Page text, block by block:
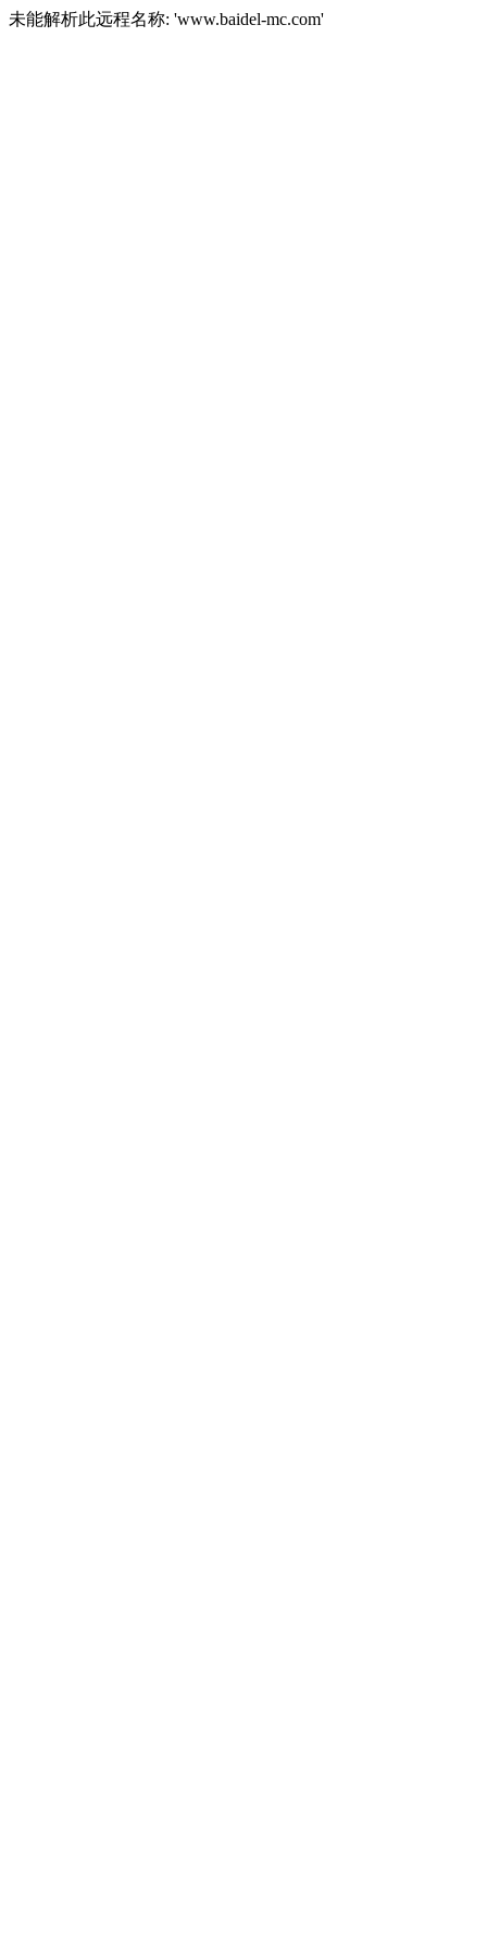
未能解析此远程名称: 'www.baidel-mc.com'